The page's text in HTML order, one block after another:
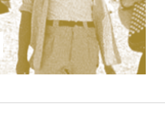
y del mundo